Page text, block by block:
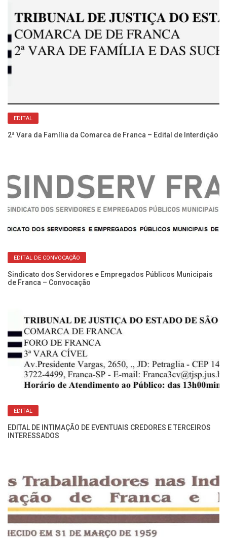
EDITAL
2ª Vara da Família da Comarca de Franca – Edital de Interdição
EDITAL DE CONVOCAÇÃO
Sindicato dos Servidores e Empregados Públicos Municipais
de Franca – Convocação
EDITAL
EDITAL DE INTIMAÇÃO DE EVENTUAIS CREDORES E TERCEIROS
INTERESSADOS